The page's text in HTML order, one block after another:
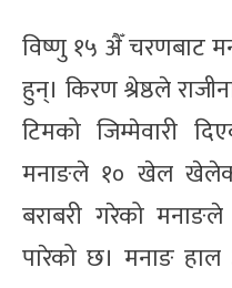
विष्णु १५ अ‍ैँ चरणबाट
हुन्। किरण श्रेष्ठले
टिमको जिम्मेवारी
मनाङले १० खेल
बराबरी गरेको
पारेको छ। मनाङ